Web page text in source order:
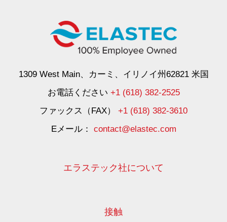
1309 West Main、カーミ、イリノイ州62821 米国
お電話ください +1 (618) 382-2525
ファックス（FAX） +1 (618) 382-3610
Eメール： contact@elastec.com
エラステック社について
接触